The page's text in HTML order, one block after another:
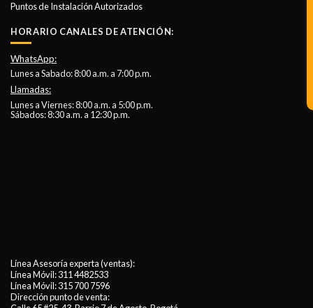
Puntos de Instalación Autorizados
HORARIO CANALES DE ATENCIÓN:
WhatsApp:
Lunes a Sabado: 8:00 a.m. a 7:00 p.m.
Llamadas:
Lunes a Viernes: 8:00 a.m. a 5:00 p.m.
Sábados: 8:30 a.m. a 12:30 p.m.
Línea Asesoría experta (ventas):
Línea Móvil:311 4482533
Línea Móvil:315 700 7596
Dirección punto de venta: